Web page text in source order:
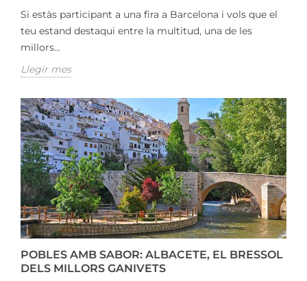
Si estàs participant a una fira a Barcelona i vols que el
teu estand destaqui entre la multitud, una de les
millors...
Llegir mes
POBLES AMB SABOR: ALBACETE, EL BRESSOL
DELS MILLORS GANIVETS